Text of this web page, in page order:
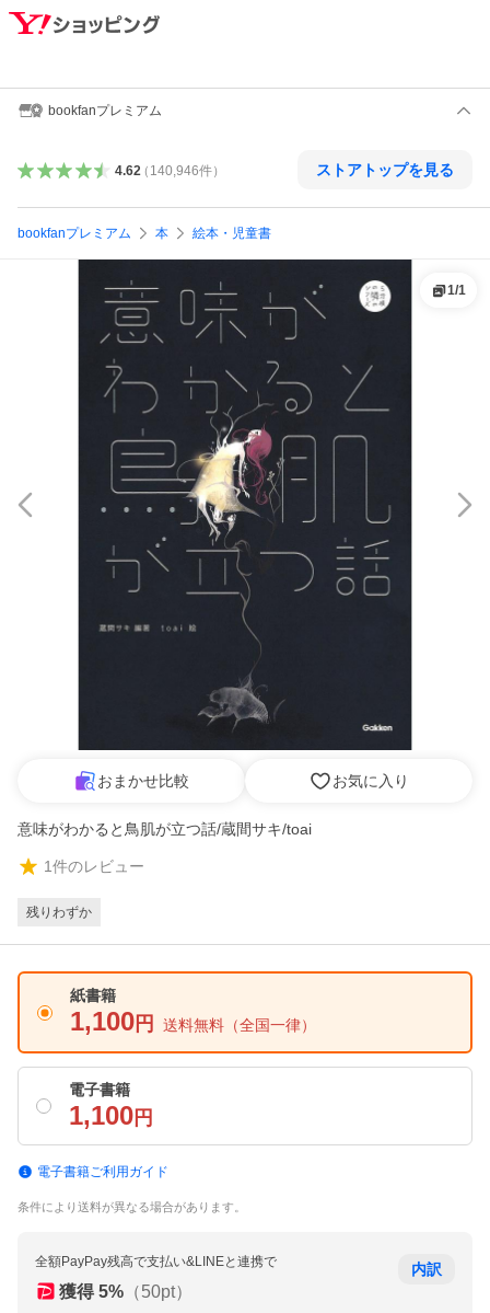
bookfanプレミアム
4.62（ 140,946件） ストアトップを見る
bookfanプレミアム 本 絵本・児童書
1/1
おまかせ比較 お気に入り
意味がわかると鳥肌が立つ話/蔵間サキ/toai
1件のレビュー
残りわずか
紙書籍
1,100 円 送料無料 （全国一律）
電子書籍
1,100 円
電子書籍ご利用ガイド
条件により送料が異なる場合があります。
全額PayPay残高で支払い&LINEと連携で
獲得 5% （50pt）
内訳